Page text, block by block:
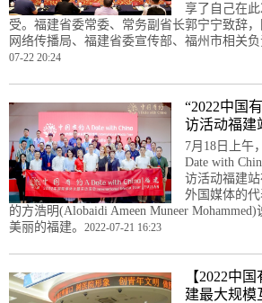
享了自己在
受。福建省委常委、常务副省长郭宁宁致辞
网络传播局、福建省委宣传部、福州市相关负
07-22 20:24
“2022中国
访活动福建
7月18日上午
Date with
访活动福建
外国媒体的
的方浩明(Alobaidi Ameen Muneer
美丽的福建。 2022-07-21 16:23
【2022中
建最大规模